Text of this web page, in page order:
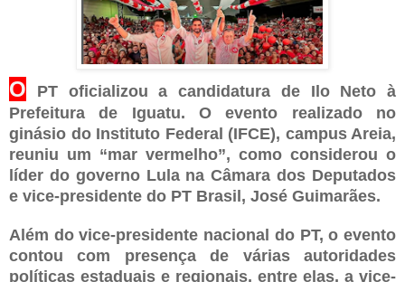
O PT oficializou a candidatura de Ilo Neto à
Prefeitura de Iguatu. O evento realizado no
ginásio do Instituto Federal (IFCE), campus Areia,
reuniu um “mar vermelho”, como considerou o
líder do governo Lula na Câmara dos Deputados
e vice-presidente do PT Brasil, José Guimarães.
Além do vice-presidente nacional do PT, o evento
contou com presença de várias autoridades
políticas estaduais e regionais, entre elas, a vice-